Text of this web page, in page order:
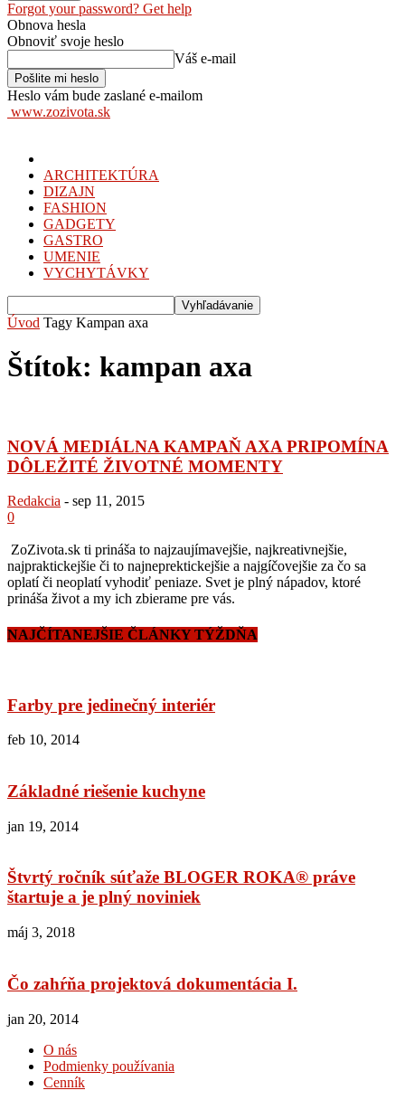
Forgot your password? Get help
Obnova hesla
Obnoviť svoje heslo
Váš e-mail
Heslo vám bude zaslané e-mailom
www.zozivota.sk
ARCHITEKTÚRA
DIZAJN
FASHION
GADGETY
GASTRO
UMENIE
VYCHYTÁVKY
Úvod Tagy Kampan axa
Štítok: kampan axa
NOVÁ MEDIÁLNA KAMPAŇ AXA PRIPOMÍNA
DÔLEŽITÉ ŽIVOTNÉ MOMENTY
Redakcia - sep 11, 2015
0
ZoZivota.sk ti prináša to najzaujímavejšie, najkreativnejšie,
najpraktickejšie či to najneprektickejšie a najgíčovejšie za čo sa
oplatí či neoplatí vyhodiť peniaze. Svet je plný nápadov, ktoré
prináša život a my ich zbierame pre vás.
NAJČÍTANEJŠIE ČLÁNKY TÝŽDŇA
Farby pre jedinečný interiér
feb 10, 2014
Základné riešenie kuchyne
jan 19, 2014
Štvrtý ročník súťaže BLOGER ROKA® práve
štartuje a je plný noviniek
máj 3, 2018
Čo zahŕňa projektová dokumentácia I.
jan 20, 2014
O nás
Podmienky používania
Cenník